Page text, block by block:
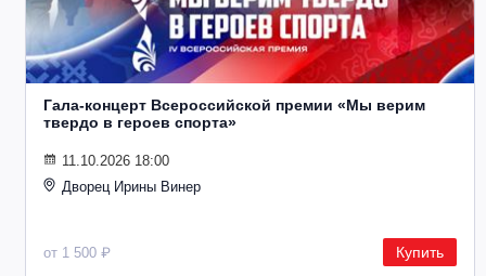
Гала-концерт Всероссийской премии «Мы верим
твердо в героев спорта»
11.10.2026 18:00
Дворец Ирины Винер
от 1 500 ₽ Купить